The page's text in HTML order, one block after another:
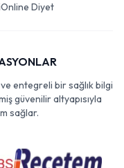
Online Diyet
entegreli bir sağlık bilgi
güvenilir altyapısıyla
sağlar.